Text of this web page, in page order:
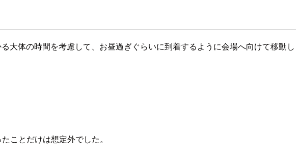
大体の時間を考慮して、お昼過ぎぐらいに到着するように会場へ向けて移動し
ことだけは想定外でした。